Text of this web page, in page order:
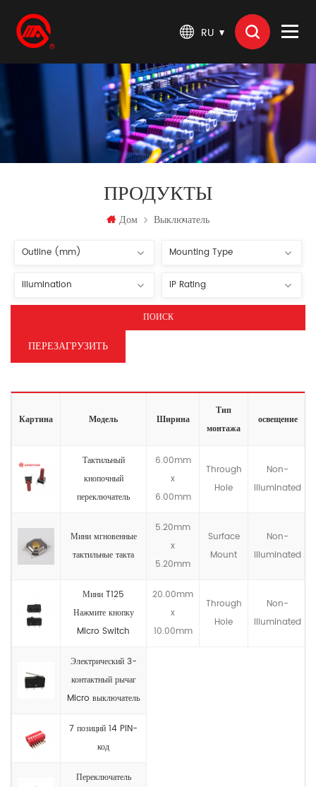
RU
ПРОДУКТЫ
Дом Выключатель
ПОИСК
ПЕРЕЗАГРУЗИТЬ
Картина Модель Ширина
Тип
монтажа
освещение
Тактильный
кнопочный
переключатель
6.00mm
x
6.00mm
Through
Hole
Non-
llluminated
Мини мгновенные
тактильные такта
5.20mm
x
5.20mm
Surface
Mount
Non-
llluminated
Мини T125
Нажмите кнопку
Micro Switch
20.00mm
x
10.00mm
Through
Hole
Non-
llluminated
Электрический 3-
контактный рычаг
Micro выключатель
7 позиций 14 PIN-
код
Переключатель